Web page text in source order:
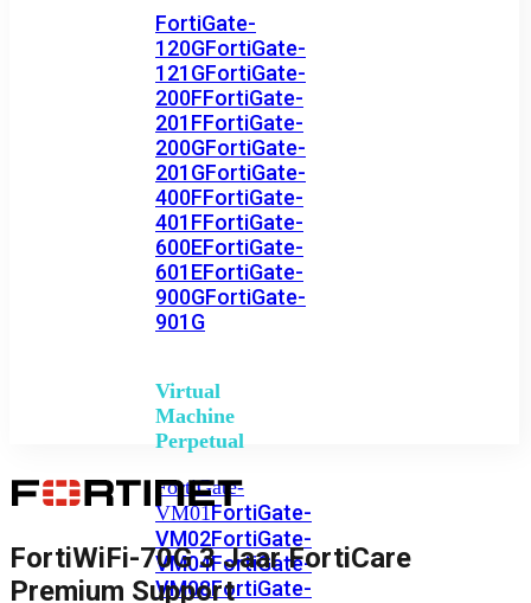
FortiGate-
120GFortiGate-
121GFortiGate-
200FFortiGate-
201FFortiGate-
200GFortiGate-
201GFortiGate-
400FFortiGate-
401FFortiGate-
600EFortiGate-
601EFortiGate-
900GFortiGate-
901G
Virtual
Machine
Perpetual
FortiGate-
VM01FortiGate-
VM02FortiGate-
VM04FortiGate-
VM08FortiGate-
FortiWiFi-70G 3 Jaar FortiCare
Premium Support